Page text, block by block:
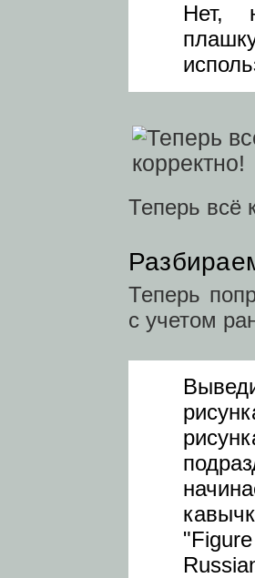
Нет,
Теперь всё
Теперь
с учетом